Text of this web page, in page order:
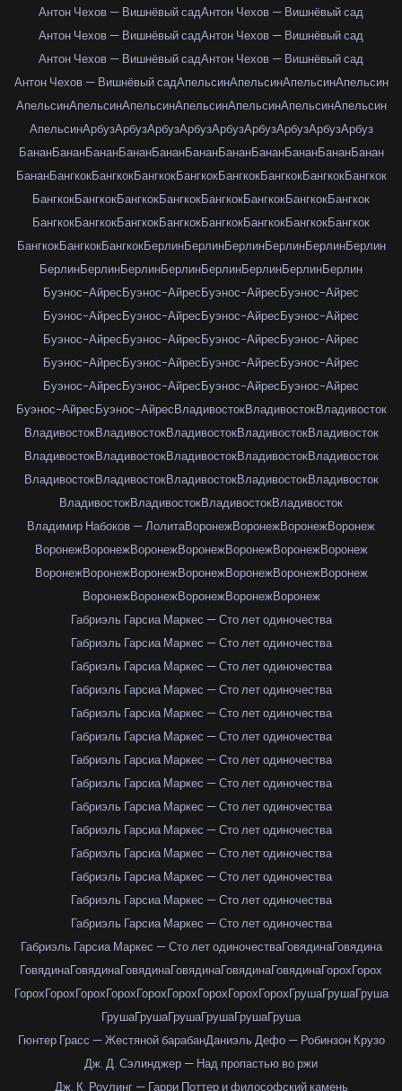
Антон Чехов — Вишнёвый садАнтон Чехов — Вишнёвый сад
Антон Чехов — Вишнёвый садАнтон Чехов — Вишнёвый сад
Антон Чехов — Вишнёвый садАнтон Чехов — Вишнёвый сад
Антон Чехов — Вишнёвый садАпельсинАпельсинАпельсинАпельсин
АпельсинАпельсинАпельсинАпельсинАпельсинАпельсинАпельсин
АпельсинАрбузАрбузАрбузАрбузАрбузАрбузАрбузАрбузАрбуз
БананБананБананБананБананБананБананБананБананБананБанан
БананБангкокБангкокБангкокБангкокБангкокБангкокБангкокБангкок
БангкокБангкокБангкокБангкокБангкокБангкокБангкокБангкок
БангкокБангкокБангкокБангкокБангкокБангкокБангкокБангкок
БангкокБангкокБангкокБерлинБерлинБерлинБерлинБерлинБерлин
БерлинБерлинБерлинБерлинБерлинБерлинБерлинБерлин
Буэнос-АйресБуэнос-АйресБуэнос-АйресБуэнос-Айрес
Буэнос-АйресБуэнос-АйресБуэнос-АйресБуэнос-Айрес
Буэнос-АйресБуэнос-АйресБуэнос-АйресБуэнос-Айрес
Буэнос-АйресБуэнос-АйресБуэнос-АйресБуэнос-Айрес
Буэнос-АйресБуэнос-АйресБуэнос-АйресБуэнос-Айрес
Буэнос-АйресБуэнос-АйресВладивостокВладивостокВладивосток
ВладивостокВладивостокВладивостокВладивостокВладивосток
ВладивостокВладивостокВладивостокВладивостокВладивосток
ВладивостокВладивостокВладивостокВладивостокВладивосток
ВладивостокВладивостокВладивостокВладивосток
Владимир Набоков — ЛолитаВоронежВоронежВоронежВоронеж
ВоронежВоронежВоронежВоронежВоронежВоронежВоронеж
ВоронежВоронежВоронежВоронежВоронежВоронежВоронеж
ВоронежВоронежВоронежВоронежВоронеж
Габриэль Гарсиа Маркес — Сто лет одиночества
Габриэль Гарсиа Маркес — Сто лет одиночества
Габриэль Гарсиа Маркес — Сто лет одиночества
Габриэль Гарсиа Маркес — Сто лет одиночества
Габриэль Гарсиа Маркес — Сто лет одиночества
Габриэль Гарсиа Маркес — Сто лет одиночества
Габриэль Гарсиа Маркес — Сто лет одиночества
Габриэль Гарсиа Маркес — Сто лет одиночества
Габриэль Гарсиа Маркес — Сто лет одиночества
Габриэль Гарсиа Маркес — Сто лет одиночества
Габриэль Гарсиа Маркес — Сто лет одиночества
Габриэль Гарсиа Маркес — Сто лет одиночества
Габриэль Гарсиа Маркес — Сто лет одиночества
Габриэль Гарсиа Маркес — Сто лет одиночества
Габриэль Гарсиа Маркес — Сто лет одиночестваГовядинаГовядина
ГовядинаГовядинаГовядинаГовядинаГовядинаГовядинаГорохГорох
ГорохГорохГорохГорохГорохГорохГорохГорохГорохГрушаГрушаГруша
ГрушаГрушаГрушаГрушаГрушаГруша
Гюнтер Грасс — Жестяной барабанДаниэль Дефо — Робинзон Крузо
Дж. Д. Сэлинджер — Над пропастью во ржи
Дж. К. Роулинг — Гарри Поттер и философский камень